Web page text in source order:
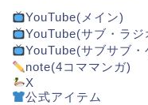
YouTube(メイン)
YouTube(サブ・ラジ
YouTube(サブサブ・
note(4コママンガ)
X
公式アイテム